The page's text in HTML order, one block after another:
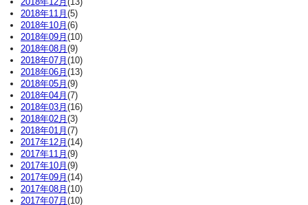
2018年11月 (5)
2018年10月 (6)
2018年09月 (10)
2018年08月 (9)
2018年07月 (10)
2018年06月 (13)
2018年05月 (9)
2018年04月 (7)
2018年03月 (16)
2018年02月 (3)
2018年01月 (7)
2017年12月 (14)
2017年11月 (9)
2017年10月 (9)
2017年09月 (14)
2017年08月 (10)
2017年07月 (10)